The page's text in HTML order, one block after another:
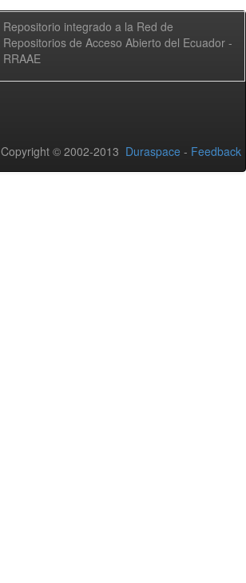
Repositorio integrado a la Red de
Repositorios de Acceso Abierto del Ecuador -
RRAAE
Copyright © 2002-2013 Duraspace - Feedback